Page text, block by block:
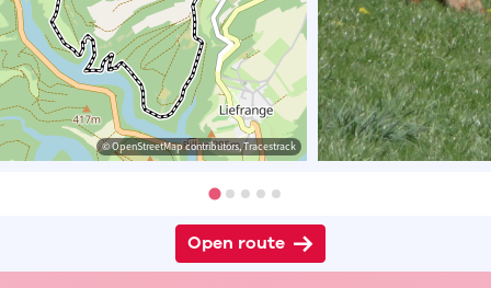
© OpenStreetMap contributors, Tracestrack
Open route